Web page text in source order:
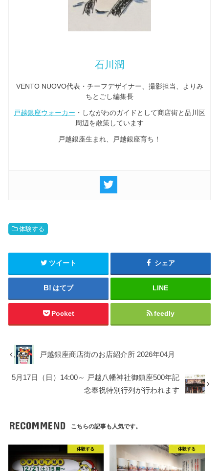
石川潤
VENTO NUOVO代表・チーフデザイナー、撮影担当、よりみ
ちとごし編集長
戸越銀座ウォーカー ・しながわのガイドとして商店街と品川区
周辺を散策しています
戸越銀座生まれ、戸越銀座育ち！
体験する
ツイート シェア
はてブ LINE
Pocket feedly
戸越銀座商店街のお店紹介所 2026年04月
5月17日（日）14:00～ 戸越八幡神社御鎮座500年記
念奉祝特別行列が行われます
RECOMMEND こちらの記事も人気です。
体験する 体験する